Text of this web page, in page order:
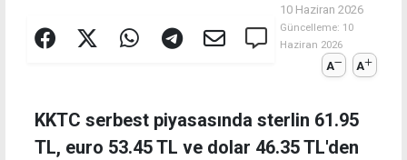
10 Haziran 2026
Güncelleme: 10
Haziran 2026
A A
KKTC serbest piyasasında sterlin 61.95
TL, euro 53.45 TL ve dolar 46.35 TL'den